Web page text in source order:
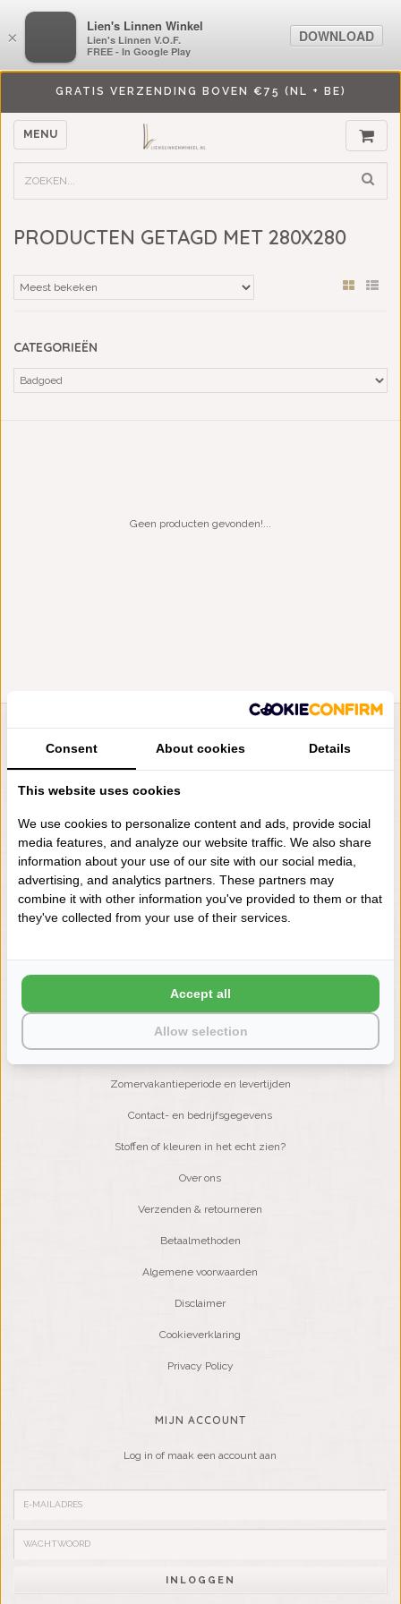
GRATIS VERZENDING BOVEN €75 (NL + BE)
MENU
PRODUCTEN GETAGD MET 280X280
CATEGORIEËN
Geen producten gevonden!...
LIENSLINNENWINKEL.NL
VRAGEN? BEL DAN
+31 (0) 575 511817
NIEUWSBRIEF
Wilt u op de hoogte blijven?
Word lid van onze mailinglijst:
KLANTENSERVICE
Zomervakantieperiode en levertijden
Contact- en bedrijfsgegevens
Stoffen of kleuren in het echt zien?
Over ons
Verzenden & retourneren
Betaalmethoden
Algemene voorwaarden
Disclaimer
Cookieverklaring
Privacy Policy
MIJN ACCOUNT
Log in of maak een account aan
INLOGGEN
×
LiensLinnenwinkel.nl
Lien's Linnen V.O.F.
FREE - In Google Play
DOWNLOAD
Consent About cookies Details
This website uses cookies
We use cookies to personalize content and ads, provide social
media features, and analyze our website traffic. We also share
information about your use of our site with our social media,
advertising, and analytics partners. These partners may
combine it with other information you've provided to them or that
they've collected from your use of their services.
Allow selection
Accept all
×
Lien's Linnen Winkel
Lien's Linnen V.O.F.
FREE - In Google Play
DOWNLOAD